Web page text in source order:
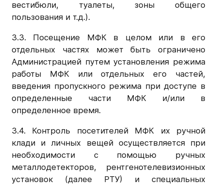
вестибюли, туалеты, зоны общего
пользования и т.д.).
3.3. Посещение МФК в целом или в его
отдельных частях может быть ограничено
Администрацией путем установления режима
работы МФК или отдельных его частей,
введения пропускного режима при доступе в
определенные части МФК и/или в
определенное время.
3.4. Контроль посетителей МФК их ручной
клади и личных вещей осуществляется при
необходимости с помощью ручных
металлодетекторов, рентгенотелевизионных
установок (далее РТУ) и специальных